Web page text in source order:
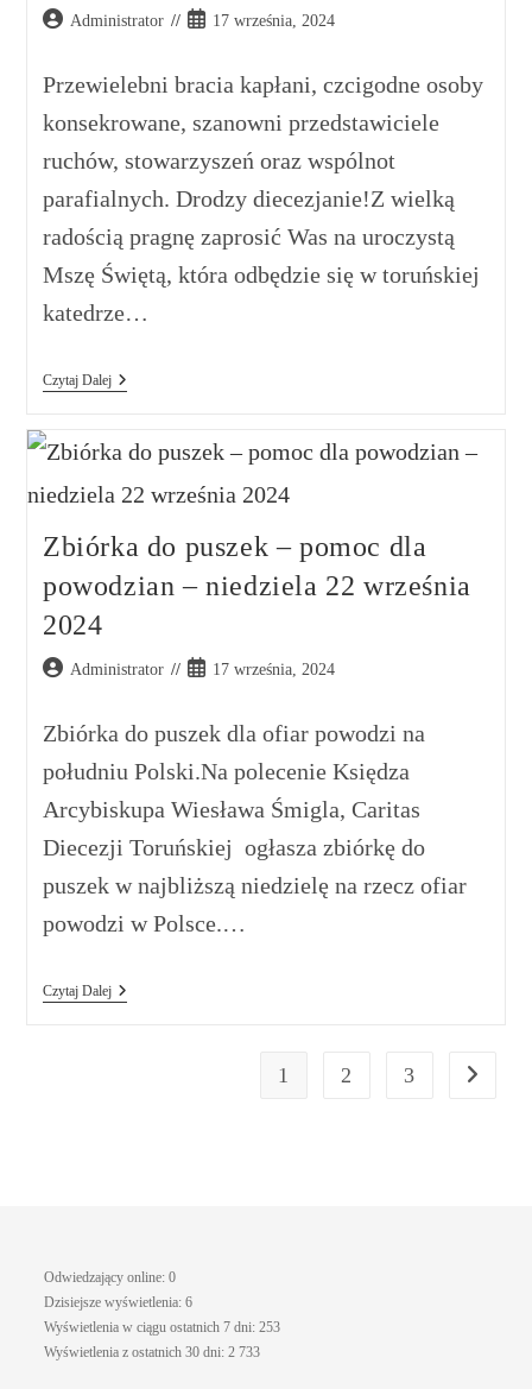
Administrator 17 września, 2024
Przewielebni bracia kapłani, czcigodne osoby
konsekrowane, szanowni przedstawiciele
ruchów, stowarzyszeń oraz wspólnot
parafialnych. Drodzy diecezjanie!Z wielką
radością pragnę zaprosić Was na uroczystą
Mszę Świętą, która odbędzie się w toruńskiej
katedrze…
Czytaj Dalej
Zbiórka do puszek – pomoc dla
powodzian – niedziela 22 września
2024
Administrator 17 września, 2024
Zbiórka do puszek dla ofiar powodzi na
południu Polski.Na polecenie Księdza
Arcybiskupa Wiesława Śmigla, Caritas
Diecezji Toruńskiej ogłasza zbiórkę do
puszek w najbliższą niedzielę na rzecz ofiar
powodzi w Polsce.…
Czytaj Dalej
1 2 3
Odwiedzający online:0
Dzisiejsze wyświetlenia:6
Wyświetlenia w ciągu ostatnich 7 dni:253
Wyświetlenia z ostatnich 30 dni:2 733